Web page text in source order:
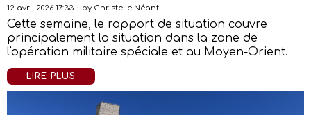
12 avril 2026 17:33 by Christelle Néant
Cette semaine, le rapport de situation couvre
principalement la situation dans la zone de
l'opération militaire spéciale et au Moyen-Orient.
LIRE PLUS